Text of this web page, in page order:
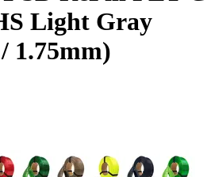
Light Gray
1.75mm)